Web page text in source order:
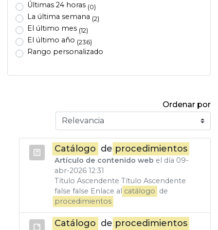
Últimas 24 horas (0)
La última semana (2)
El último mes (12)
El último año (236)
Rango personalizado
Ordenar por
Catálogo de procedimientos
Artículo de contenido web el día 09-
abr-2026 12:31
Título Ascendente Título Ascendente
false false Enlace al catálogo de
procedimientos
Catálogo de procedimientos